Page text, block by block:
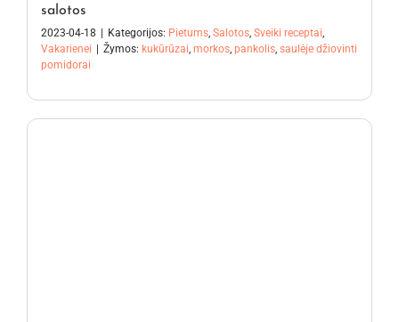
salotos
2023-04-18 Kategorijos: Pietums, Salotos, Sveiki receptai,
Vakarienei
Žymos: kukūrūzai, morkos, pankolis, saulėje džiovinti
pomidorai